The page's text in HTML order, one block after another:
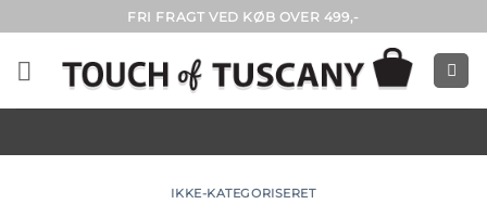
til
indhold
FRI FRAGT VED KØB OVER 499,-
IKKE-KATEGORISERET